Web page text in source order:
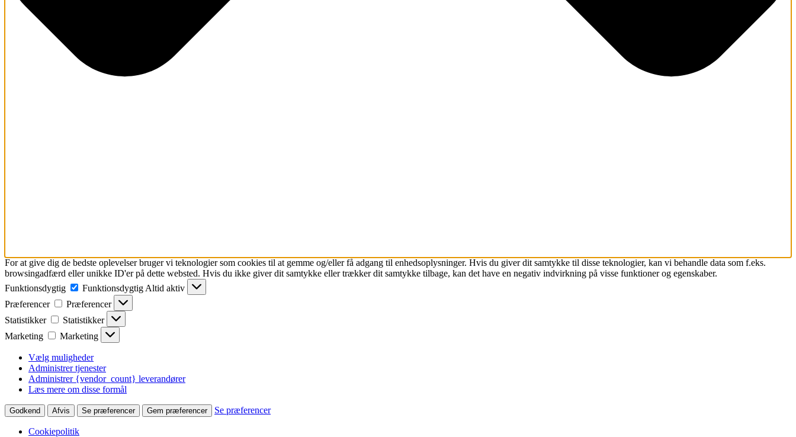
For at give dig de bedste oplevelser bruger vi teknologier som cookies til at gemme og/eller få adgang til enhedsoplysninger. Hvis du giver dit samtykke til disse teknologier, kan vi behandle data som f.eks.
browsingadfærd eller unikke ID'er på dette websted. Hvis du ikke giver dit samtykke eller trækker dit samtykke tilbage, kan det have en negativ indvirkning på visse funktioner og egenskaber.
Funktionsdygtig
Funktionsdygtig Altid aktiv
Præferencer
Præferencer
Statistikker
Statistikker
Marketing
Marketing
Vælg muligheder
Administrer tjenester
Administrer {vendor_count} leverandører
Læs mere om disse formål
Godkend Afvis Se præferencer Gem præferencer Se præferencer
Cookiepolitik